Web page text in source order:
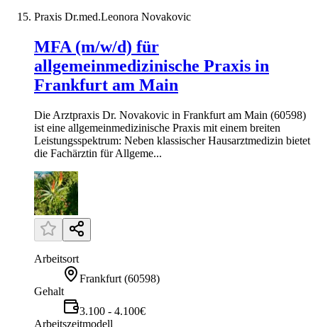
Praxis Dr.med.Leonora Novakovic
MFA (m/w/d) für
allgemeinmedizinische Praxis in
Frankfurt am Main
Die Arztpraxis Dr. Novakovic in Frankfurt am Main (60598)
ist eine allgemeinmedizinische Praxis mit einem breiten
Leistungsspektrum: Neben klassischer Hausarztmedizin bietet
die Fachärztin für Allgeme...
Arbeitsort
Frankfurt (60598)
Gehalt
3.100 - 4.100€
Arbeitszeitmodell